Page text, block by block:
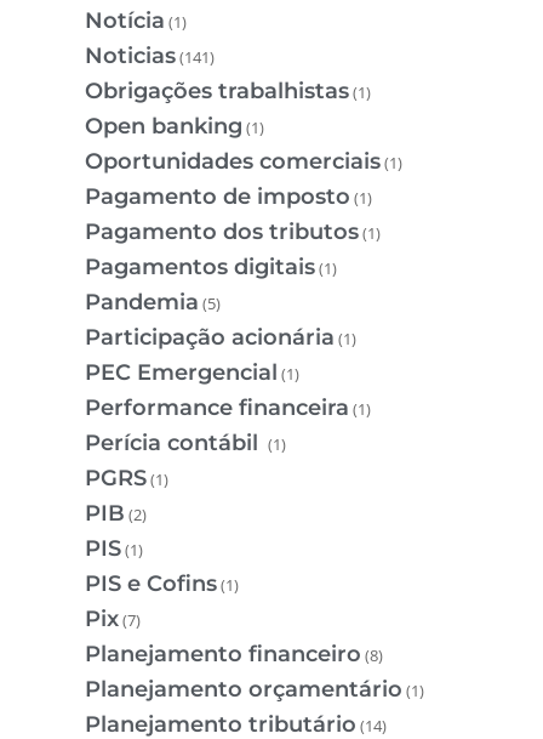
Notícia (1)
Noticias(141)
Obrigações trabalhistas(1)
Open banking (1)
Oportunidades comerciais(1)
Pagamento de imposto (1)
Pagamento dos tributos(1)
Pagamentos digitais(1)
Pandemia (5)
Participação acionária (1)
PEC Emergencial (1)
Performance financeira (1)
Perícia contábil (1)
PGRS(1)
PIB (2)
PIS(1)
PIS e Cofins(1)
Pix(7)
Planejamento financeiro (8)
Planejamento orçamentário (1)
Planejamento tributário (14)